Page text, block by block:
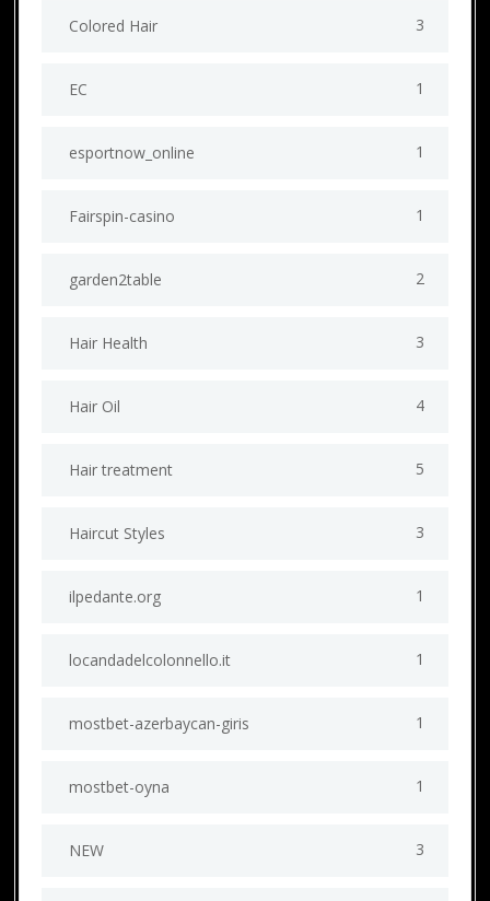
Colored Hair 3
EC 1
esportnow_online 1
Fairspin-casino 1
garden2table 2
Hair Health 3
Hair Oil 4
Hair treatment 5
Haircut Styles 3
ilpedante.org 1
locandadelcolonnello.it 1
mostbet-azerbaycan-giris 1
mostbet-oyna 1
NEW 3